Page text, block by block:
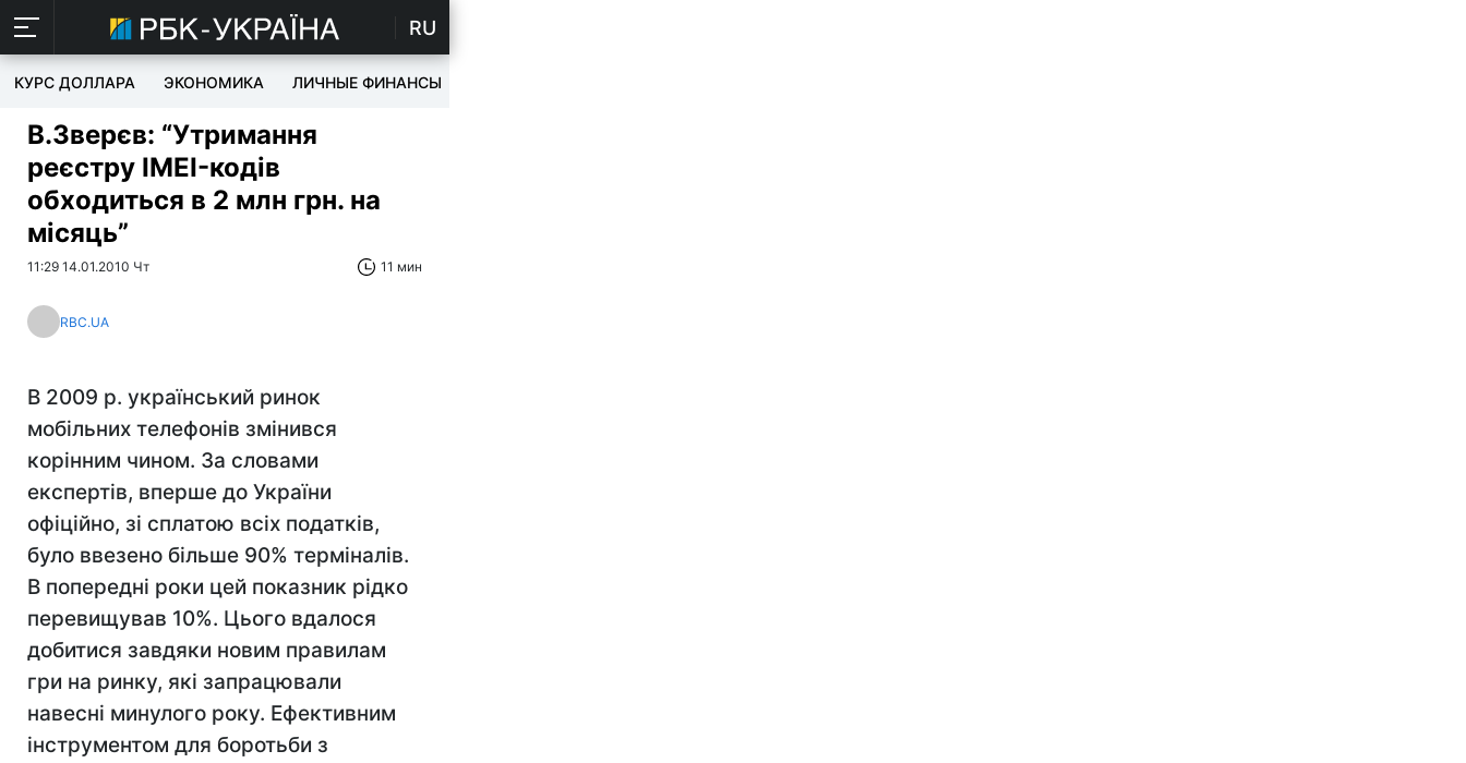
RU
КУРС ДОЛЛАРА ЭКОНОМИКА ЛИЧНЫЕ ФИНАНСЫ
В.Зверєв: “Утримання
реєстру IMEI-кодів
обходиться в 2 млн грн. на
місяць”
11:29 14.01.2010 Чт 11 мин
RBC.UA
В 2009 р. український ринок
мобільних телефонів змінився
корінним чином. За словами
експертів, вперше до України
офіційно, зі сплатою всіх податків,
було ввезено більше 90% терміналів.
В попередні роки цей показник рідко
перевищував 10%. Цього вдалося
добитися завдяки новим правилам
гри на ринку, які запрацювали
навесні минулого року. Ефективним
інструментом для боротьби з